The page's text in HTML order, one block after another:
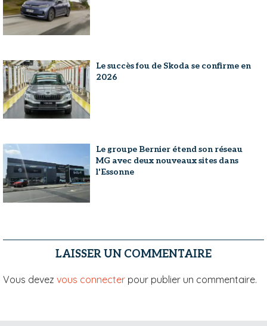
Le succès fou de Skoda se confirme en
2026
Le groupe Bernier étend son réseau
MG avec deux nouveaux sites dans
l'Essonne
LAISSER UN COMMENTAIRE
Vous devez vous connecter pour publier un commentaire.